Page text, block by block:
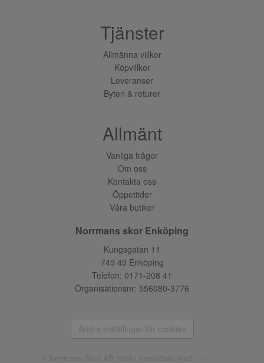
Tjänster
Allmänna villkor
Köpvillkor
Leveranser
Byten & returer
Allmänt
Vanliga frågor
Om oss
Kontakta oss
Öppettider
Våra butiker
Norrmans skor Enköping
Kungsgatan 11
749 49 Enköping
Telefon: 0171-208 41
Organisationsnr: 556080-3776
Ändra inställingar för cookies